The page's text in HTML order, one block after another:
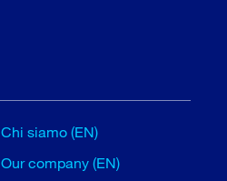
Chi siamo (EN)
Our company (EN)